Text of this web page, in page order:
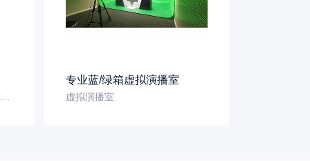
中通校车（雄安融媒体中心-雄安）
专业蓝/绿箱虚拟演播室
虚拟演播室